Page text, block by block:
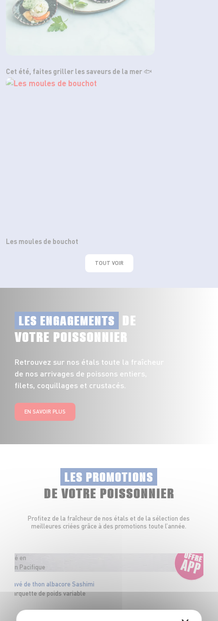
Cet été, faites griller les saveurs de la mer 🐟
Les moules de bouchot
TOUT VOIR
LES ENGAGEMENTS DE
VOTRE POISSONNIER
Retrouvez sur nos étals toute la fraîcheur
de nos arrivages de poissons entiers,
filets, coquillages et crustacés.
EN SAVOIR PLUS
LES PROMOTIONS
DE VOTRE POISSONNIER
Profitez de la fraîcheur de nos étals et de la sélection des
meilleures criées grâce à des promotions toute l’année.
Pêché en
Océan Pacifique
Pavé de thon albacore Sashimi
Barquette de poids variable